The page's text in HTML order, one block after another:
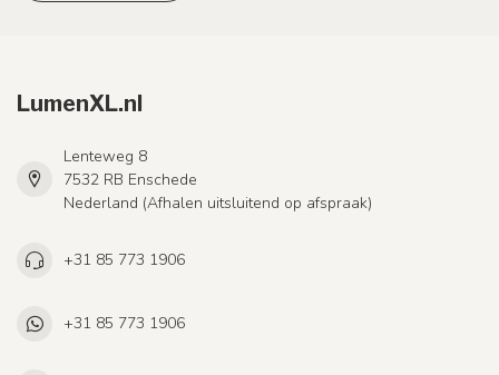
LumenXL.nl
Lenteweg 8
7532 RB Enschede
Nederland (Afhalen uitsluitend op afspraak)
+31 85 773 1906
+31 85 773 1906